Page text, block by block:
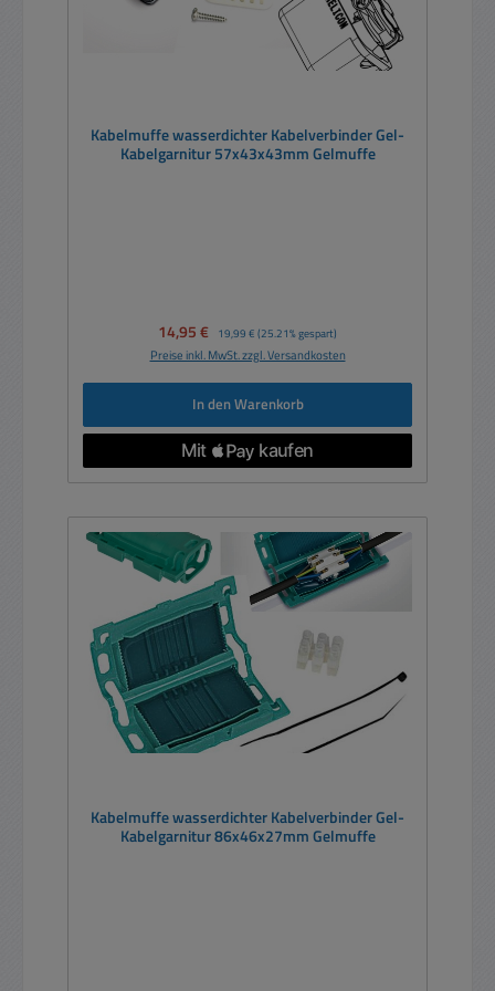
Kabelmuffe wasserdichter Kabelverbinder Gel-
Kabelgarnitur 57x43x43mm Gelmuffe
Verkaufspreis:
14,95 € Regulärer Preis:
19,99 € (25.21% gespart)
Preise inkl. MwSt. zzgl. Versandkosten
In den Warenkorb
Kabelmuffe wasserdichter Kabelverbinder Gel-
Kabelgarnitur 86x46x27mm Gelmuffe